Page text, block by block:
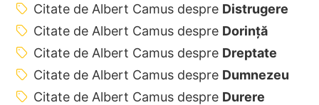
Citate de Albert Camus despre Distrugere
Citate de Albert Camus despre Dorință
Citate de Albert Camus despre Dreptate
Citate de Albert Camus despre Dumnezeu
Citate de Albert Camus despre Durere